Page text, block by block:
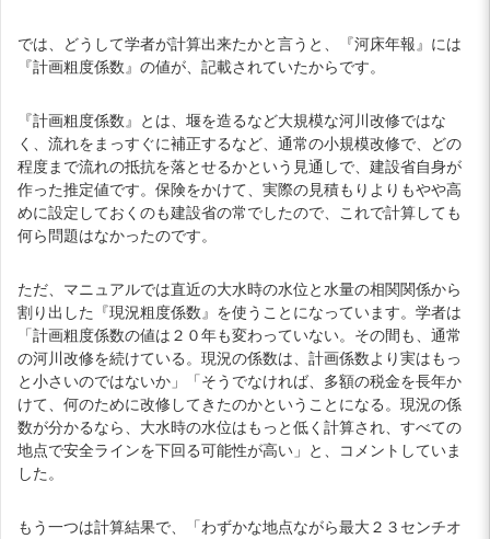
では、どうして学者が計算出来たかと言うと、『河床年報』には
『計画粗度係数』の値が、記載されていたからです。
『計画粗度係数』とは、堰を造るなど大規模な河川改修ではな
く、流れをまっすぐに補正するなど、通常の小規模改修で、どの
程度まで流れの抵抗を落とせるかという見通しで、建設省自身が
作った推定値です。保険をかけて、実際の見積もりよりもやや高
めに設定しておくのも建設省の常でしたので、これで計算しても
何ら問題はなかったのです。
ただ、マニュアルでは直近の大水時の水位と水量の相関関係から
割り出した『現況粗度係数』を使うことになっています。学者は
「計画粗度係数の値は２０年も変わっていない。その間も、通常
の河川改修を続けている。現況の係数は、計画係数より実はもっ
と小さいのではないか」「そうでなければ、多額の税金を長年か
けて、何のために改修してきたのかということになる。現況の係
数が分かるなら、大水時の水位はもっと低く計算され、すべての
地点で安全ラインを下回る可能性が高い」と、コメントしていま
した。
もう一つは計算結果で、「わずかな地点ながら最大２３センチオ